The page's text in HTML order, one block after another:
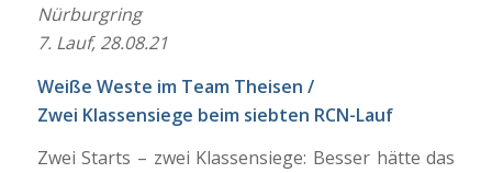
Nürburgring
7. Lauf, 28.08.21
Weiße Weste im Team Theisen /
Zwei Klassensiege beim siebten RCN-Lauf
Zwei Starts – zwei Klassensiege: Besser hätte das